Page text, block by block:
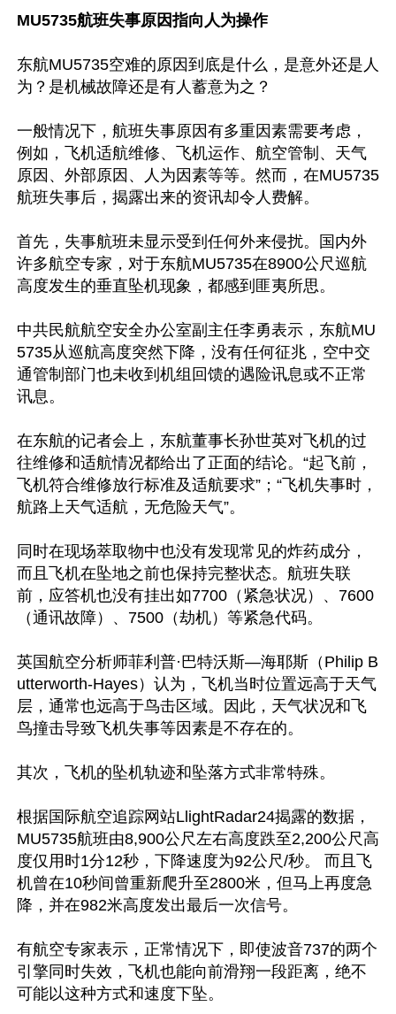
MU5735航班失事原因指向人为操作
东航MU5735空难的原因到底是什么，是意外还是人
为？是机械故障还是有人蓄意为之？
一般情况下，航班失事原因有多重因素需要考虑，
例如，飞机适航维修、飞机运作、航空管制、天气
原因、外部原因、人为因素等等。然而，在MU5735
航班失事后，揭露出来的资讯却令人费解。
首先，失事航班未显示受到任何外来侵扰。国内外
许多航空专家，对于东航MU5735在8900公尺巡航
高度发生的垂直坠机现象，都感到匪夷所思。
中共民航航空安全办公室副主任李勇表示，东航MU
5735从巡航高度突然下降，没有任何征兆，空中交
通管制部门也未收到机组回馈的遇险讯息或不正常
讯息。
在东航的记者会上，东航董事长孙世英对飞机的过
往维修和适航情况都给出了正面的结论。“起飞前，
飞机符合维修放行标准及适航要求”；“飞机失事时，
航路上天气适航，无危险天气”。
同时在现场萃取物中也没有发现常见的炸药成分，
而且飞机在坠地之前也保持完整状态。航班失联
前，应答机也没有挂出如7700（紧急状况）、7600
（通讯故障）、7500（劫机）等紧急代码。
英国航空分析师菲利普·巴特沃斯—海耶斯（Philip B
utterworth-Hayes）认为，飞机当时位置远高于天气
层，通常也远高于鸟击区域。因此，天气状况和飞
鸟撞击导致飞机失事等因素是不存在的。
其次，飞机的坠机轨迹和坠落方式非常特殊。
根据国际航空追踪网站LlightRadar24揭露的数据，
MU5735航班由8,900公尺左右高度跌至2,200公尺高
度仅用时1分12秒，下降速度为92公尺/秒。 而且飞
机曾在10秒间曾重新爬升至2800米，但马上再度急
降，并在982米高度发出最后一次信号。
有航空专家表示，正常情况下，即使波音737的两个
引擎同时失效，飞机也能向前滑翔一段距离，绝不
可能以这种方式和速度下坠。